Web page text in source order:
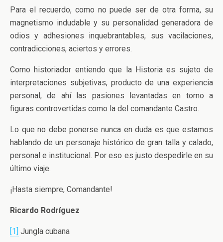
Para el recuerdo, como no puede ser de otra forma, su
magnetismo indudable y su personalidad generadora de
odios y adhesiones inquebrantables, sus vacilaciones,
contradicciones, aciertos y errores.
Como historiador entiendo que la Historia es sujeto de
interpretaciones subjetivas, producto de una experiencia
personal, de ahí las pasiones levantadas en torno a
figuras controvertidas como la del comandante Castro.
Lo que no debe ponerse nunca en duda es que estamos
hablando de un personaje histórico de gran talla y calado,
personal e institucional. Por eso es justo despedirle en su
último viaje.
¡Hasta siempre, Comandante!
Ricardo Rodríguez
[1] Jungla cubana